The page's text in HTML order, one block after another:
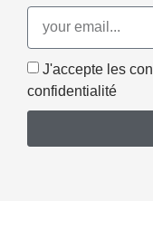
J'accepte les
confidentialité